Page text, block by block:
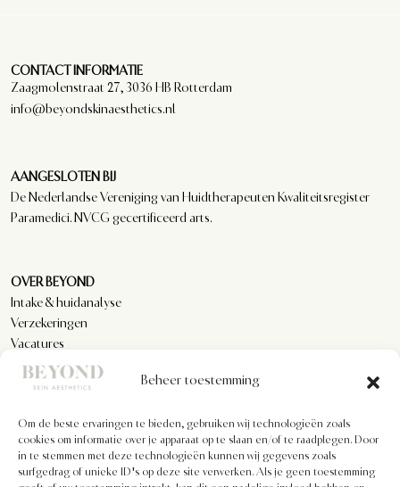
Beheer toestemming
Om de beste ervaringen te bieden, gebruiken wij technologieën zoals
cookies om informatie over je apparaat op te slaan en/of te raadplegen. Door
in te stemmen met deze technologieën kunnen wij gegevens zoals
surfgedrag of unieke ID's op deze site verwerken. Als je geen toestemming
CONTACT INFORMATIE
Zaagmolenstraat 27, 3036 HB Rotterdam
info@beyondskinaesthetics.nl
AANGESLOTEN BIJ
De Nederlandse Vereniging van Huidtherapeuten Kwaliteitsregister
Paramedici. NVCG gecertificeerd arts.
OVER BEYOND
Intake & huidanalyse
Verzekeringen
Vacatures
Reviews
KLANTENSERVICE
Privacyverklaring
Algemene voorwaarden